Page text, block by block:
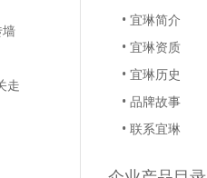
走
• 宜琳简介
• 宜琳资质
• 宜琳历史
• 品牌故事
• 联系宜琳